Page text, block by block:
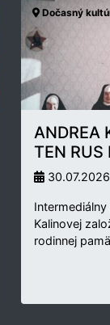
Dočasný
ANDREA
TEN RUS
Kalinovej
rodinnej